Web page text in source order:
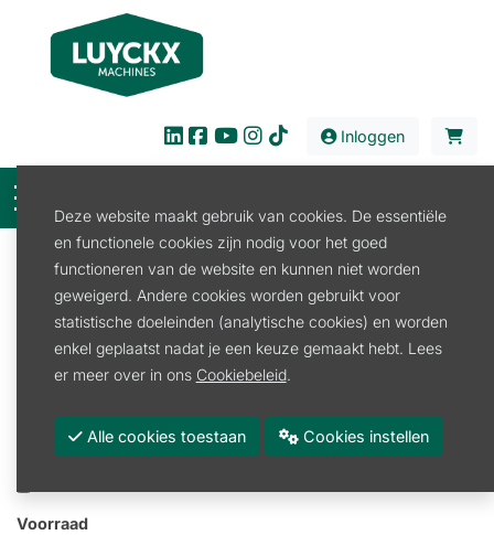
Inloggen
Filter
Verhuur
Aanhangwagen
Aanhangwagen
Promoties
Merk
Voorraad
Deze website maakt gebruik van cookies. De essentiële
en functionele cookies zijn nodig voor het goed
functioneren van de website en kunnen niet worden
geweigerd. Andere cookies worden gebruikt voor
statistische doeleinden (analytische cookies) en worden
enkel geplaatst nadat je een keuze gemaakt hebt. Lees
er meer over in ons Cookiebeleid.
Alle cookies toestaan Cookies instellen